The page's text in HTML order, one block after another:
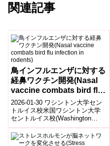
関連記事
鳥インフルエンザに対する
経鼻ワクチン開発(Nasal
vaccine combats bird flu
infection in rodents)
2026-01-30 ワシントン大学セン
トルイス校米国ワシントン大学
セントルイス校(Washington
University in St. Louis)の研究...